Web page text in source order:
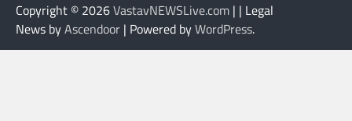
Copyright © 2026VastavNEWSLive.com | | Legal
News byAscendoor | Powered byWordPress.